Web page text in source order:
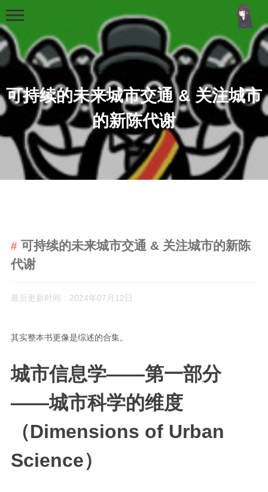
可持续的未来城市交通 & 关注城市
的新陈代谢
可持续的未来城市交通 & 关注城市的新陈
代谢
最后更新时间：2024年07月12日
其实整本书更像是综述的合集。
城市信息学——第一部分
——城市科学的维度
（Dimensions of Urban
Science）
首页
分类
机器学习
测试
计算机专业基础
计算机网络
操作系统
数据结构